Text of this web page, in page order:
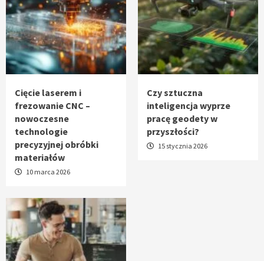
Cięcie laserem i
frezowanie CNC –
nowoczesne
technologie
precyzyjnej obróbki
materiałów
10 marca 2026
Czy sztuczna
inteligencja wyprze
pracę geodety w
przyszłości?
15 stycznia 2026